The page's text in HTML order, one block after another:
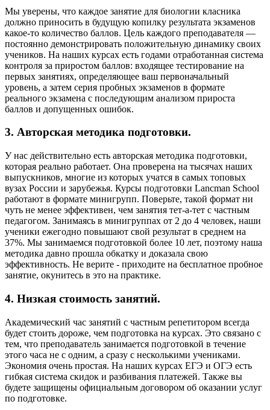
Мы уверены, что каждое занятие для биологии класника
должно приносить в будущую копилку результата экзаменов
какое-то количество баллов. Цель каждого преподавателя —
постоянно демонстрировать положительную динамику своих
учеников. На наших курсах есть годами отработанная система
контроля за приростом баллов: входящее тестирование на
первых занятиях, определяющее ваш первоначальный
уровень, а затем серия пробных экзаменов в формате
реального экзамена с последующим анализом прироста
баллов и допущенных ошибок.
3. Авторская методика подготовки.
У нас действительно есть авторская методика подготовки,
которая реально работает. Она проверена на тысячах наших
выпускников, многие из которых учатся в самых топовых
вузах России и зарубежья. Курсы подготовки Lancman School
работают в формате минигрупп. Поверьте, такой формат ни
чуть не менее эффективен, чем занятия тет-а-тет с частным
педагогом. Занимаясь в минигруппах от 2 до 4 человек, наши
ученики ежегодно повышают свой результат в среднем на
37%. Мы занимаемся подготовкой более 10 лет, поэтому наша
методика давно прошла обкатку и доказала свою
эффективность. Не верите - приходите на бесплатное пробное
занятие, окунитесь в это на практике.
4. Низкая стоимость занятий.
Академический час занятий с частным репетитором всегда
будет стоить дороже, чем подготовка на курсах. Это связано с
тем, что преподаватель занимается подготовкой в течение
этого часа не с одним, а сразу с несколькими учениками.
Экономия очень простая. На наших курсах ЕГЭ и ОГЭ есть
гибкая система скидок и разбивания платежей. Также вы
будете защищены официальным договором об оказании услуг
по подготовке.